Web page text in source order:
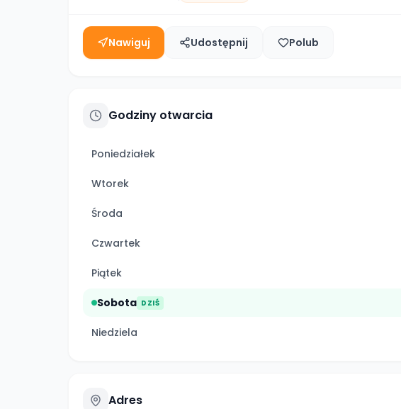
Nawiguj Udostępnij Polub
Godziny otwarcia
Poniedziałek
Wtorek
Środa
Czwartek
Piątek
Sobota DZIŚ
Niedziela
Adres